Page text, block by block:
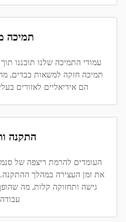
תמיכה
עמודי התמיכה שלנו תוכננו
תמיכה חזקה למשאות כבדים,
הם אידיאליים לאזורים
התקנה
העומדים להרמת ריצפה של
את זמן העצירה במהלך
גישה ותחזוקה קלות, מה